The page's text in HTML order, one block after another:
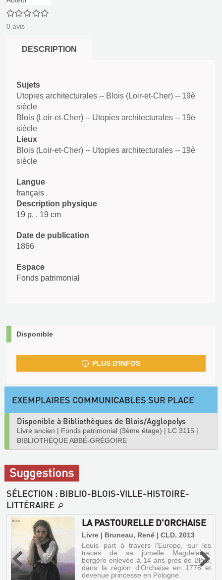
0/5
0 avis
DESCRIPTION
Sujets
Utopies architecturales -- Blois (Loir-et-Cher) -- 19è
siècle
Blois (Loir-et-Cher) -- Utopies architecturales -- 19è
siècle
Lieux
Blois (Loir-et-Cher) -- Utopies architecturales -- 19è
siècle
Langue
français
Description physique
19 p. . 19 cm
Date de publication
1866
Espace
Fonds patrimonial
Disponible
PLUS D'INFOS
EXEMPLAIRES COMMUNICABLES SUR PLACE
Disponible à Bibliothèques de Blois/Agglopolys
Livre ancien | Fonds patrimonial (3ème étage) | LC 3115 |
BIBLIOTHÈQUE ABBÉ-GRÉGOIRE
Suggestions
SÉLECTION : BIBLIO-BLOIS-VILLE-HISTOIRE-
LITTÉRAIRE
LA PASTOURELLE D'ORCHAISE
Livre | Bruneau, René | CLD, 2013
Louis part à travers l'Europe, sur les
traces de sa jumelle Magdelaine,
bergère enlevée à 14 ans près de Blois,
dans la région d'Orchaise en 1778 et
devenue princesse en Pologne.